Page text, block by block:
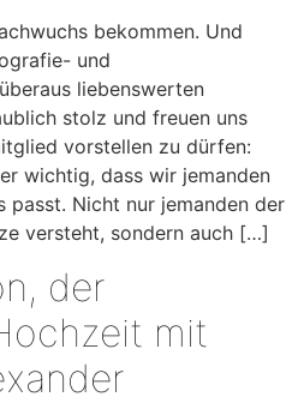
bekommen. Und
und
liebenswerten
stolz und freuen uns
vorstellen zu dürfen:
wichtig, dass wir jemanden
passt. Nicht nur jemanden der
versteht, sondern auch […]
der
mit